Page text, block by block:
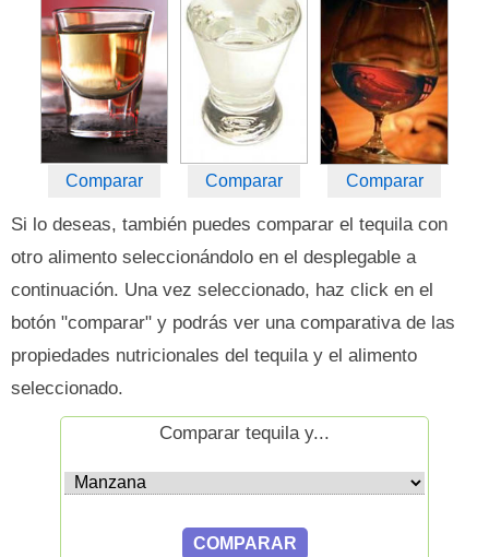
Comparar Comparar Comparar
Si lo deseas, también puedes comparar el tequila con
otro alimento seleccionándolo en el desplegable a
continuación. Una vez seleccionado, haz click en el
botón "comparar" y podrás ver una comparativa de las
propiedades nutricionales del tequila y el alimento
seleccionado.
Comparar tequila y...